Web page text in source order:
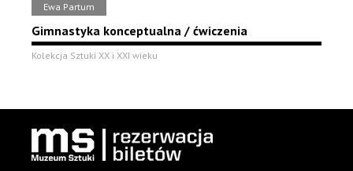
Ewa Partum
Gimnastyka konceptualna / ćwiczenia
Kolekcja Sztuki XX i XXI wieku